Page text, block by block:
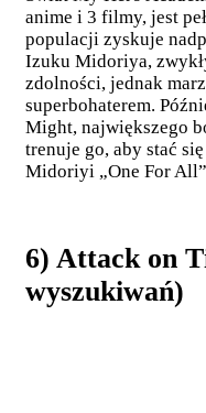
anime i 3 filmy, jest
populacji zyskuje
Izuku Midoriya,
zdolności, jednak
superbohaterem.
Might, największego
trenuje go, aby stać
Midoriyi „One For
6) Attack on
wyszukiwań)